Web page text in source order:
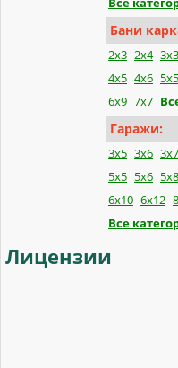
Бани
2x3 2x4 3x3
4x5 4x6 5x5
6x9 7x7
Гаражи:
3x5 3x6 3x7
5x5 5x6 5x8
6x10 6x12
Все
Лицензии